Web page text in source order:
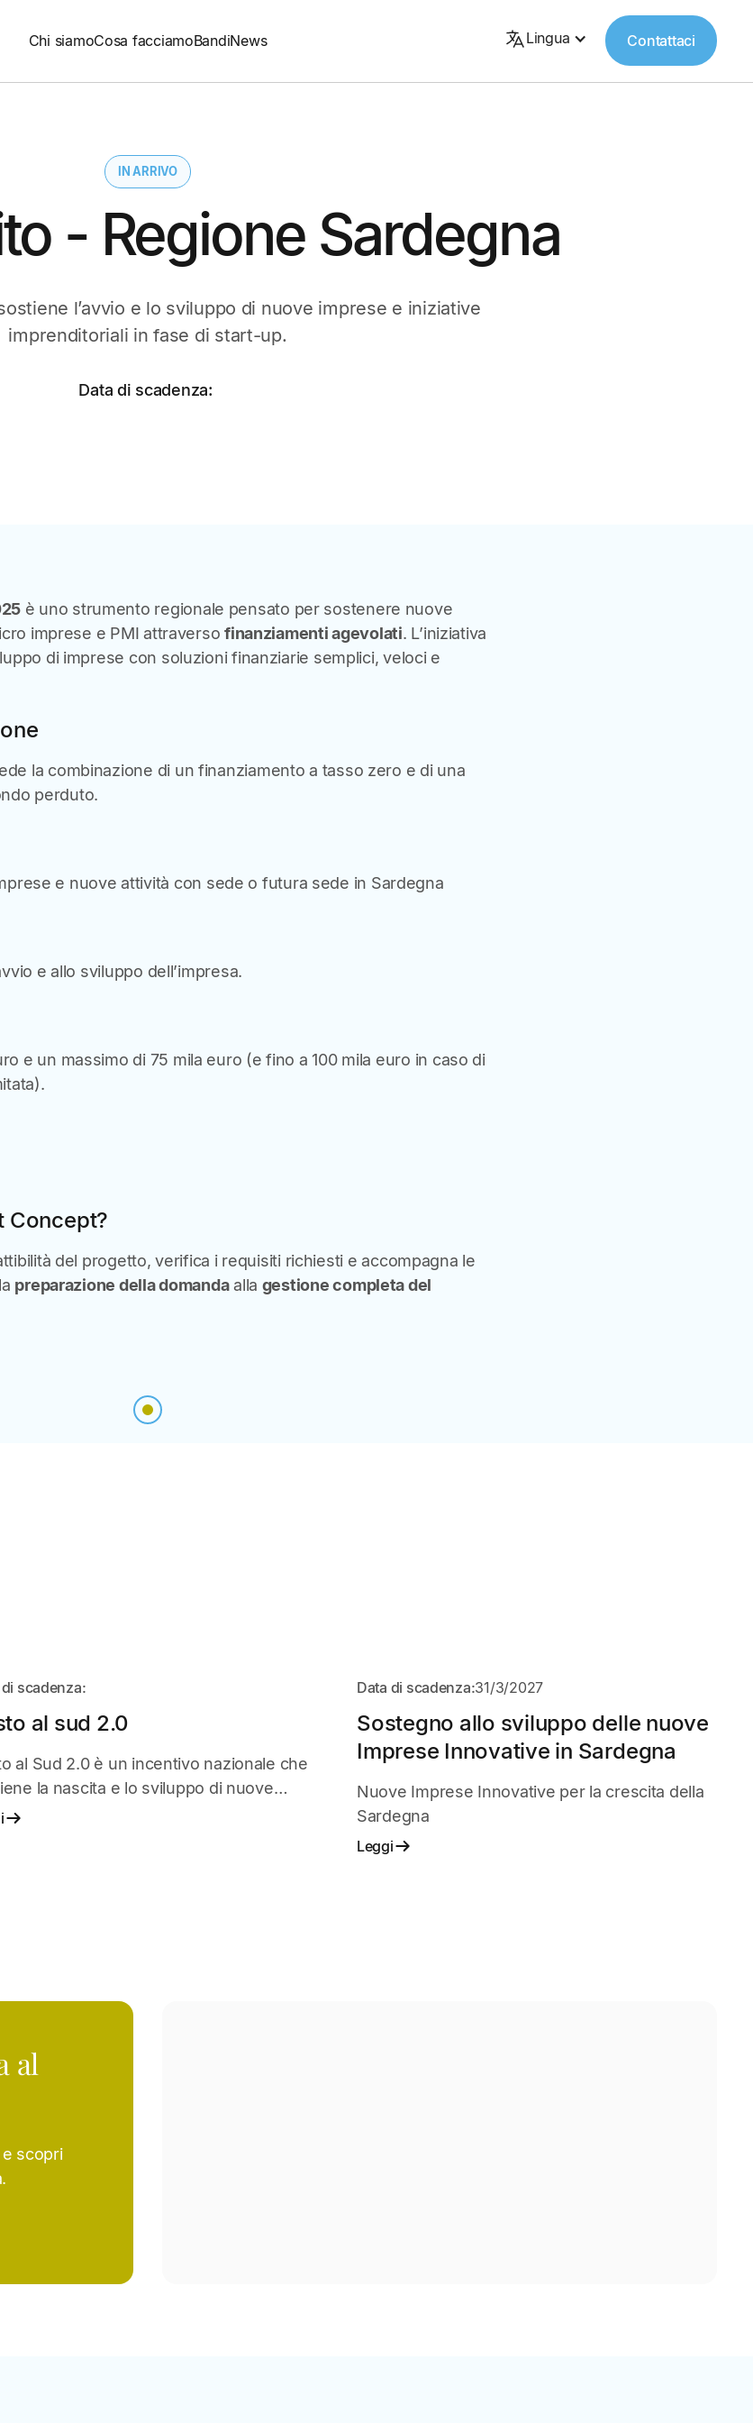
Chi siamoCosa facciamoBandiNews Lingua Contattaci
IN ARRIVO
- Regione Sardegna
l’avvio e lo sviluppo di nuove imprese e iniziative
imprenditoriali in fase di start-up.
Data di scadenza:
è uno strumento regionale pensato per sostenere nuove
imprese e PMI attraversofinanziamenti agevolati. L’iniziativa
di imprese con soluzioni finanziarie semplici, veloci e
la combinazione di un finanziamento a tasso zero e di una
perduto.
e nuove attività con sede o futura sede in Sardegna
e allo sviluppo dell’impresa.
e un massimo di 75 mila euro (e fino a 100 mila euro in caso di
Concept?
del progetto, verifica i requisiti richiesti e accompagna le
preparazione della domandaalla gestione completa del
scadenza:
al sud 2.0
al Sud 2.0 è un incentivo nazionale che
la nascita e lo sviluppo di nuove
nel Mezzogiorno.
Data di scadenza:31/3/2027
Sostegno allo sviluppo delle nuove
Imprese Innovative in Sardegna
Nuove Imprese Innovative per la crescita della
Sardegna
Leggi
al
scopri